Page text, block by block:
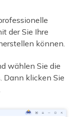
der Sie Ihre
können.
wählen Sie die
Dann klicken Sie